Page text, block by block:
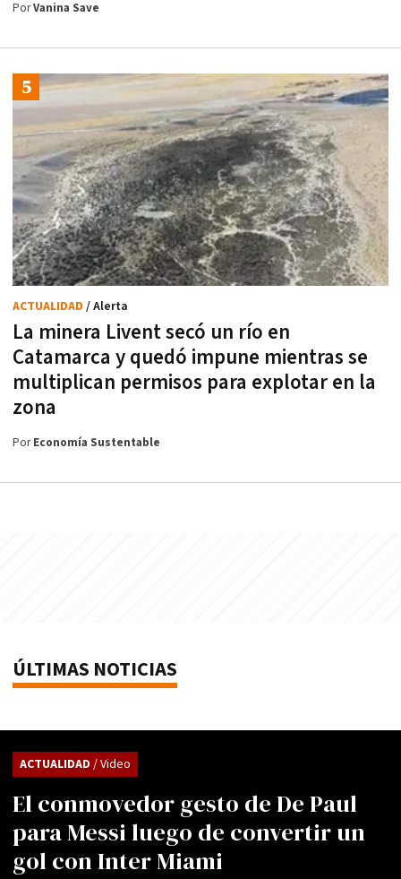
PorVanina Save
La minera Livent secó un río en
Catamarca y quedó impune mientras se
multiplican permisos para explotar en la
zona
ACTUALIDAD / Alerta
PorEconomía Sustentable
ÚLTIMAS NOTICIAS
El conmovedor gesto de De Paul
para Messi luego de convertir un
gol con Inter Miami
ACTUALIDAD / Video